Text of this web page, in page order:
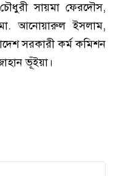
সায়মা ফেরদৌস,
আনোয়ারুল ইসলাম,
সরকারী কর্ম কমিশন
ভূঁইয়া।